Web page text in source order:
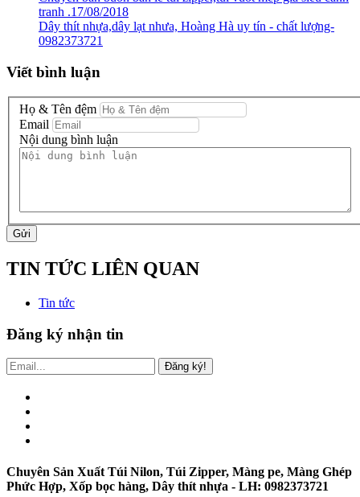
tranh .17/08/2018
Dây thít nhựa,dây lạt nhưa, Hoàng Hà uy tín - chất lượng-
0982373721
Viết bình luận
Họ & Tên đệm
Email
Nội dung bình luận
Gửi
TIN TỨC LIÊN QUAN
Tin tức
Đăng ký nhận tin
Đăng ký!
Chuyên Sản Xuất Túi Nilon, Túi Zipper, Màng pe, Màng Ghép
Phức Hợp, Xốp bọc hàng, Dây thít nhựa - LH: 0982373721